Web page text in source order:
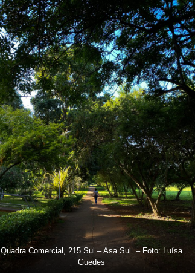
Quadra Comercial, 215 Sul – Asa Sul. – Foto: Luísa
Guedes